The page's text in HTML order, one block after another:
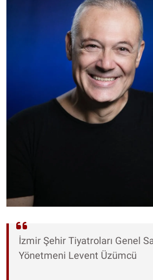
İzmir Şehir Tiyatroları Genel
Yönetmeni Levent Üzümcü